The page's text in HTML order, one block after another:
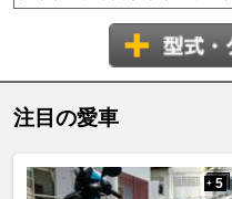
注目の愛車
+ 5